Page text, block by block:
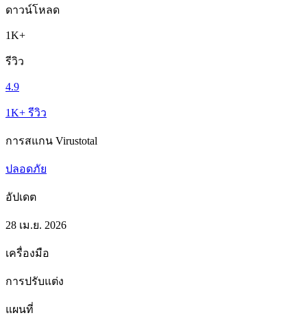
ดาวน์โหลด
1K+
รีวิว
4.9
1K+ รีวิว
การสแกน Virustotal
ปลอดภัย
อัปเดต
28 เม.ย. 2026
เครื่องมือ
การปรับแต่ง
แผนที่